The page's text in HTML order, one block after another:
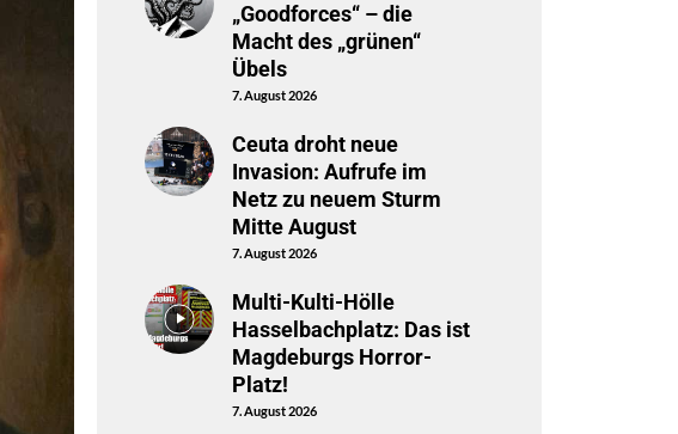
„Goodforces“ – die
Macht des „grünen“
Übels
7. August 2026
Ceuta droht neue
Invasion: Aufrufe im
Netz zu neuem Sturm
Mitte August
7. August 2026
Multi-Kulti-Hölle
Hasselbachplatz: Das ist
Magdeburgs Horror-
Platz!
7. August 2026